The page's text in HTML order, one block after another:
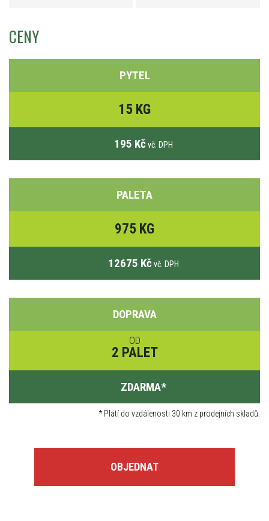
CENY
PYTEL
15 KG
195 Kč vč. DPH
PALETA
975 KG
12675 Kč vč. DPH
DOPRAVA
OD
2 PALET
ZDARMA*
*Platí do vzdálenosti 30 km z prodejních skladů.
OBJEDNAT